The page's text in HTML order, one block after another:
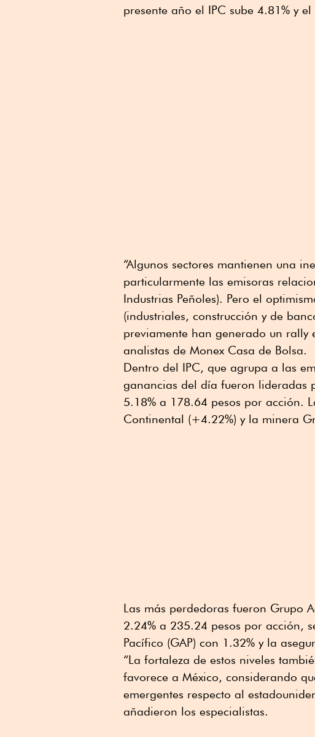
presente año el IPC sube 4.81% y
“Algunos sectores mantienen una
particularmente las emisoras
Industrias Peñoles). Pero el
(industriales, construcción y de
previamente han generado un rally
analistas de Monex Casa de Bolsa.
Dentro del IPC, que agrupa a las
ganancias del día fueron lideradas
5.18% a 178.64 pesos por acción.
Continental (+4.22%) y la minera
Las más perdedoras fueron Grupo
2.24% a 235.24 pesos por acción,
Pacífico (GAP) con 1.32% y la
“La fortaleza de estos niveles
favorece a México, considerando
emergentes respecto al
añadieron los especialistas.